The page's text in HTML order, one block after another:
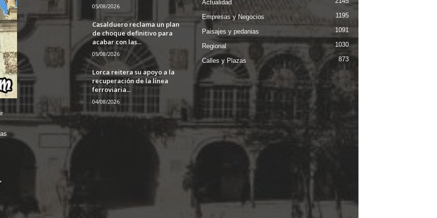
05/08/2026
Casalduero reclama un plan
de choque definitivo para
acabar con las...
05/08/2026
Lorca reitera su apoyo a la
recuperación de la línea
ferroviaria...
04/08/2026
Actualidad
Empresas y Negocios 1195
Paisajes y pedanias 1091
Regional 1030
Calles y Plazas 873